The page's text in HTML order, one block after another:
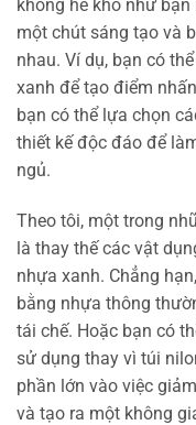
không hề khó như
một chút sáng tạo và
nhau. Ví dụ, bạn có
xanh để tạo điểm
bạn có thể lựa chọn
thiết kế độc đáo để
ngủ.
Theo tôi, một trong
là thay thế các vật
nhựa xanh. Chẳng
bằng nhựa thông
tái chế. Hoặc bạn có
sử dụng thay vì túi
phần lớn vào việc
và tạo ra một không